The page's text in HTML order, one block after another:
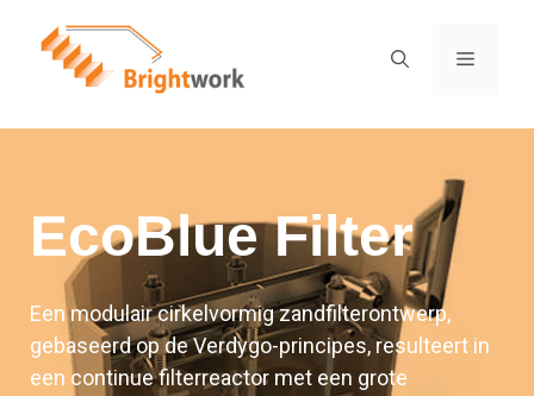
EcoBlue Filter
Een modulair cirkelvormig zandfilterontwerp,
gebaseerd op de Verdygo-principes, resulteert in
een continue filterreactor met een grote